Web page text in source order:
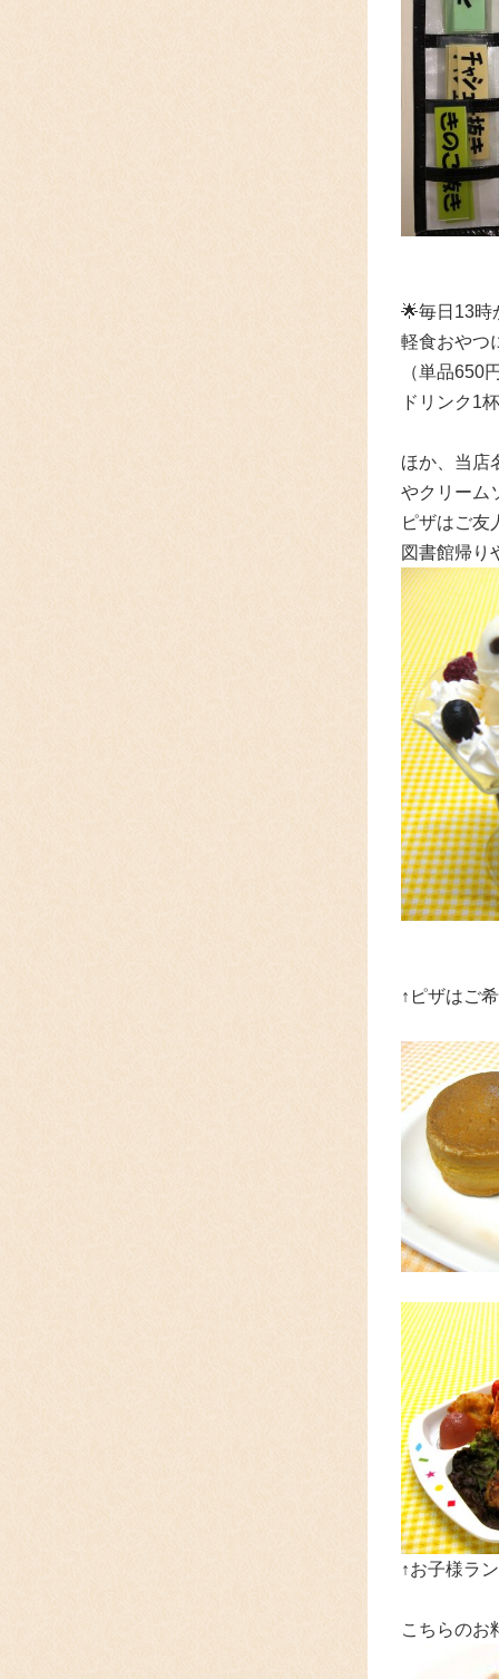
🌟毎日13時
軽食おやつ
（単品650
ドリンク1
ほか、当店
やクリーム
ピザはご友
図書館帰り
↑ピザはご
↑お子様ラ
こちらのお